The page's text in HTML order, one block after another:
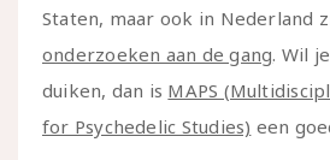
Staten, maar ook in Nederland
onderzoeken aan de gang. Wil
duiken, dan is MAPS
for Psychedelic Studies) een